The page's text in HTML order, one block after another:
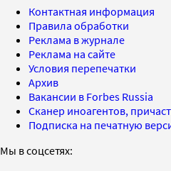
Контактная информация
Правила обработки
Реклама в журнале
Реклама на сайте
Условия перепечатки
Архив
Вакансии в Forbes Russia
Сканер иноагентов,
Подписка на печатную
Мы в соцсетях: